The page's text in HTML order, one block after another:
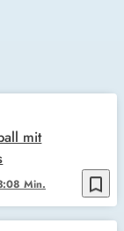
bookmark_border
Min.
mit